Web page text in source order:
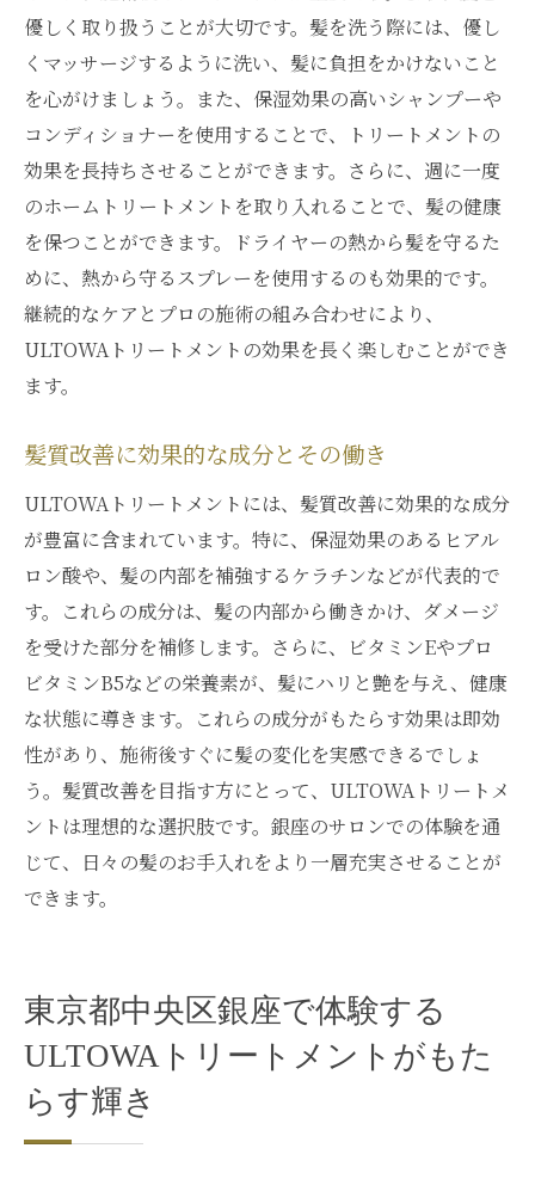
優しく取り扱うことが大切です。髪を洗う際には、優し
くマッサージするように洗い、髪に負担をかけないこと
を心がけましょう。また、保湿効果の高いシャンプーや
コンディショナーを使用することで、トリートメントの
効果を長持ちさせることができます。さらに、週に一度
のホームトリートメントを取り入れることで、髪の健康
を保つことができます。ドライヤーの熱から髪を守るた
めに、熱から守るスプレーを使用するのも効果的です。
継続的なケアとプロの施術の組み合わせにより、
ULTOWAトリートメントの効果を長く楽しむことができ
ます。
髪質改善に効果的な成分とその働き
ULTOWAトリートメントには、髪質改善に効果的な成分
が豊富に含まれています。特に、保湿効果のあるヒアル
ロン酸や、髪の内部を補強するケラチンなどが代表的で
す。これらの成分は、髪の内部から働きかけ、ダメージ
を受けた部分を補修します。さらに、ビタミンEやプロ
ビタミンB5などの栄養素が、髪にハリと艶を与え、健康
な状態に導きます。これらの成分がもたらす効果は即効
性があり、施術後すぐに髪の変化を実感できるでしょ
う。髪質改善を目指す方にとって、ULTOWAトリートメ
ントは理想的な選択肢です。銀座のサロンでの体験を通
じて、日々の髪のお手入れをより一層充実させることが
できます。
東京都中央区銀座で体験する
ULTOWAトリートメントがもた
らす輝き